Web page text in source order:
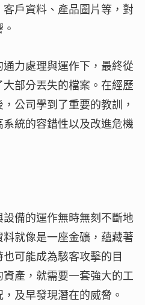
戶資料、產品圖片等，對
力處理與運作下，最終從
部分丟失的檔案。在經歷
公司學到了重要的教訓，
統的容錯性以及改進危機
備的運作無時無刻不斷地
就像是一座金礦，蘊藏著
可能成為駭客攻擊的目
產，就需要一套強大的工
及早發現潛在的威脅。